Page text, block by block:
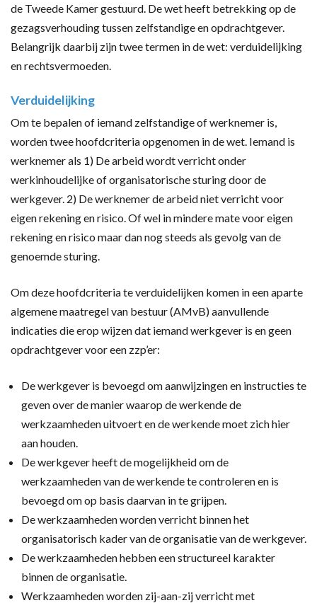
de Tweede Kamer gestuurd. De wet heeft betrekking op de
gezagsverhouding tussen zelfstandige en opdrachtgever.
Belangrijk daarbij zijn twee termen in de wet: verduidelijking
en rechtsvermoeden.
Verduidelijking
Om te bepalen of iemand zelfstandige of werknemer is,
worden twee hoofdcriteria opgenomen in de wet. Iemand is
werknemer als 1) De arbeid wordt verricht onder
werkinhoudelijke of organisatorische sturing door de
werkgever. 2) De werknemer de arbeid niet verricht voor
eigen rekening en risico. Of wel in mindere mate voor eigen
rekening en risico maar dan nog steeds als gevolg van de
genoemde sturing.
Om deze hoofdcriteria te verduidelijken komen in een aparte
algemene maatregel van bestuur (AMvB) aanvullende
indicaties die erop wijzen dat iemand werkgever is en geen
opdrachtgever voor een zzp’er:
De werkgever is bevoegd om aanwijzingen en instructies te
geven over de manier waarop de werkende de
werkzaamheden uitvoert en de werkende moet zich hier
aan houden.
De werkgever heeft de mogelijkheid om de
werkzaamheden van de werkende te controleren en is
bevoegd om op basis daarvan in te grijpen.
De werkzaamheden worden verricht binnen het
organisatorisch kader van de organisatie van de werkgever.
De werkzaamheden hebben een structureel karakter
binnen de organisatie.
Werkzaamheden worden zij-aan-zij verricht met